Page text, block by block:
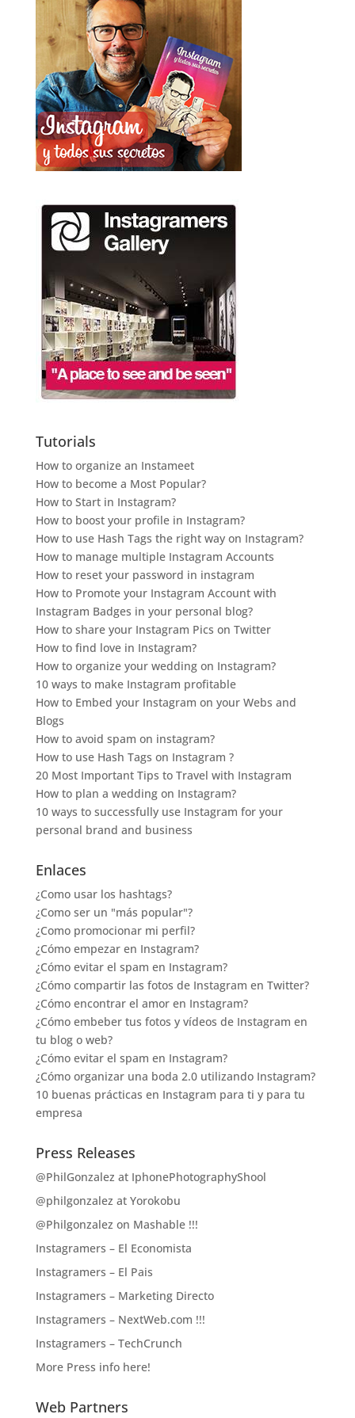
Tutorials
How to organize an Instameet
How to become a Most Popular?
How to Start in Instagram?
How to boost your profile in Instagram?
How to use Hash Tags the right way on Instagram?
How to manage multiple Instagram Accounts
How to reset your password in instagram
How to Promote your Instagram Account with
Instagram Badges in your personal blog?
How to share your Instagram Pics on Twitter
How to find love in Instagram?
How to organize your wedding on Instagram?
10 ways to make Instagram profitable
How to Embed your Instagram on your Webs and
Blogs
How to avoid spam on instagram?
How to use Hash Tags on Instagram ?
20 Most Important Tips to Travel with Instagram
How to plan a wedding on Instagram?
10 ways to successfully use Instagram for your
personal brand and business
Enlaces
¿Como usar los hashtags?
¿Como ser un "más popular"?
¿Como promocionar mi perfil?
¿Cómo empezar en Instagram?
¿Cómo evitar el spam en Instagram?
¿Cómo compartir las fotos de Instagram en Twitter?
¿Cómo encontrar el amor en Instagram?
¿Cómo embeber tus fotos y vídeos de Instagram en
tu blog o web?
¿Cómo evitar el spam en Instagram?
¿Cómo organizar una boda 2.0 utilizando Instagram?
10 buenas prácticas en Instagram para ti y para tu
empresa
Press Releases
@PhilGonzalez at IphonePhotographyShool
@philgonzalez at Yorokobu
@Philgonzalez on Mashable !!!
Instagramers – El Economista
Instagramers – El Pais
Instagramers – Marketing Directo
Instagramers – NextWeb.com !!!
Instagramers – TechCrunch
More Press info here!
Web Partners